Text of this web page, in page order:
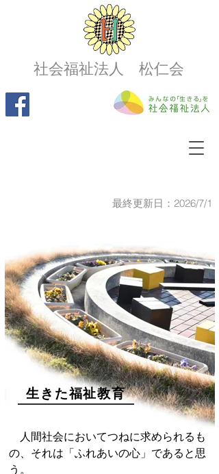
社会福祉法人 松仁会
最終更新日：2026/7/1
生きた福祉教育
人間社会においてつねに求められるも
の、それは「ふれあいの心」であると思
う。